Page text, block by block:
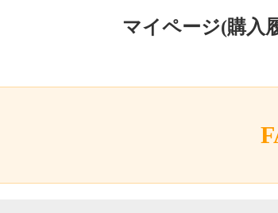
マイページ(購入